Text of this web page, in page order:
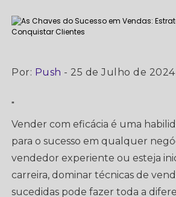
Por: Push - 25 de Julho de 2024
"
Vender com eficácia é uma
para o sucesso em qualquer
vendedor experiente ou esteja
carreira, dominar técnicas de
sucedidas pode fazer toda a